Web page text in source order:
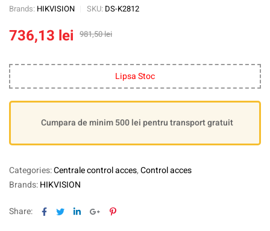
Brands: HIKVISION SKU: DS-K2812
981,50lei
736,13 lei
Lipsa Stoc
Cumpara de minim 500 lei pentru transport gratuit
Categories:Centrale control acces,Control acces
Brands:HIKVISION
Share: Facebook
TwitterLinkedinGoogle+Pinterest